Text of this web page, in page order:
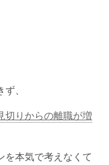
、
切りからの離職が増
を本気で考えなくて